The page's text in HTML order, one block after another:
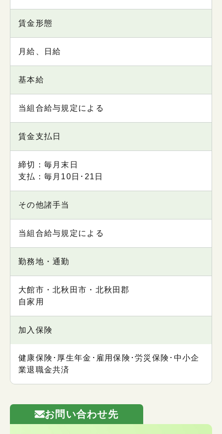
賃金形態
月給、日給
基本給
当組合給与規定による
賃金支払日
締切：毎月末日
支払：毎月10日･21日
その他諸手当
当組合給与規定による
勤務地・通勤
大館市・北秋田市・北秋田郡
自家用
加入保険
健康保険･厚生年金･雇用保険･労災保険･中小企
業退職金共済
お問い合わせ先